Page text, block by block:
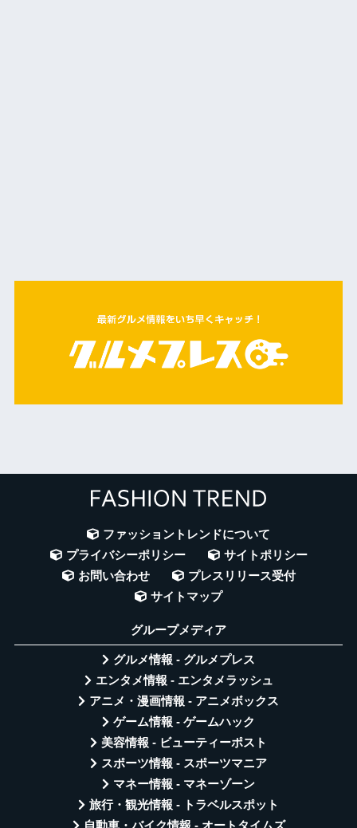
ファッショントレンドについて
プライバシーポリシー
サイトポリシー
お問い合わせ
プレスリリース受付
サイトマップ
グループメディア
グルメ情報 - グルメプレス
エンタメ情報 - エンタメラッシュ
アニメ・漫画情報 - アニメボックス
ゲーム情報 - ゲームハック
美容情報 - ビューティーポスト
スポーツ情報 - スポーツマニア
マネー情報 - マネーゾーン
旅行・観光情報 - トラベルスポット
自動車・バイク情報 - オートタイムズ